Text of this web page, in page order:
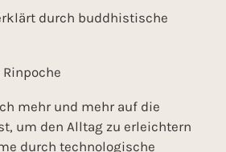
durch buddhistische
Rinpoche
mehr und mehr auf die
um den Alltag zu erleichtern
durch technologische